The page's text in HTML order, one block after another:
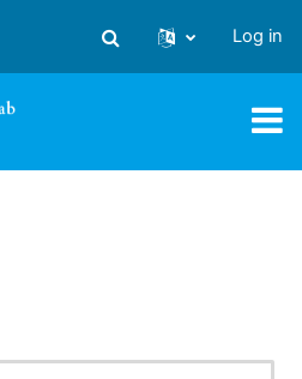
Toggle search input
Log in